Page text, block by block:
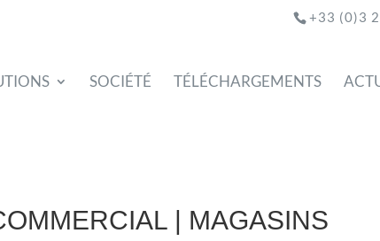
+33 (0)3
SOCIÉTÉ TÉLÉCHARGEMENTS
| MAGASINS